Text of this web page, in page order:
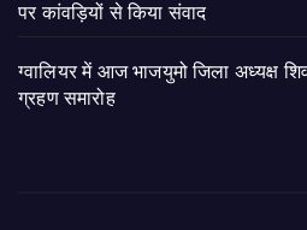
पर कांवड़ियों से किया संवाद
ग्वालियर में आज भाजयुमो जिला अध्यक्ष
ग्रहण समारोह